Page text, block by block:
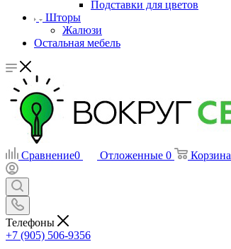
Подставки для цветов
Шторы
Жалюзи
Остальная мебель
Сравнение0 Отложенные 0 Корзина
Телефоны
+7 (905) 506-9356